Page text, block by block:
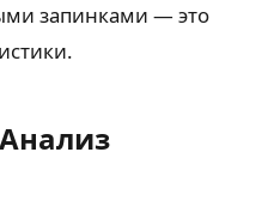
запинками — это